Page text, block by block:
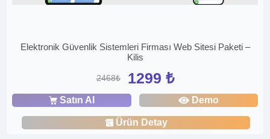
Elektronik Güvenlik Sistemleri Firması Web Sitesi Paketi –
Kilis
2468₺ 1299 ₺
Satın Al Demo
Ürün Detay